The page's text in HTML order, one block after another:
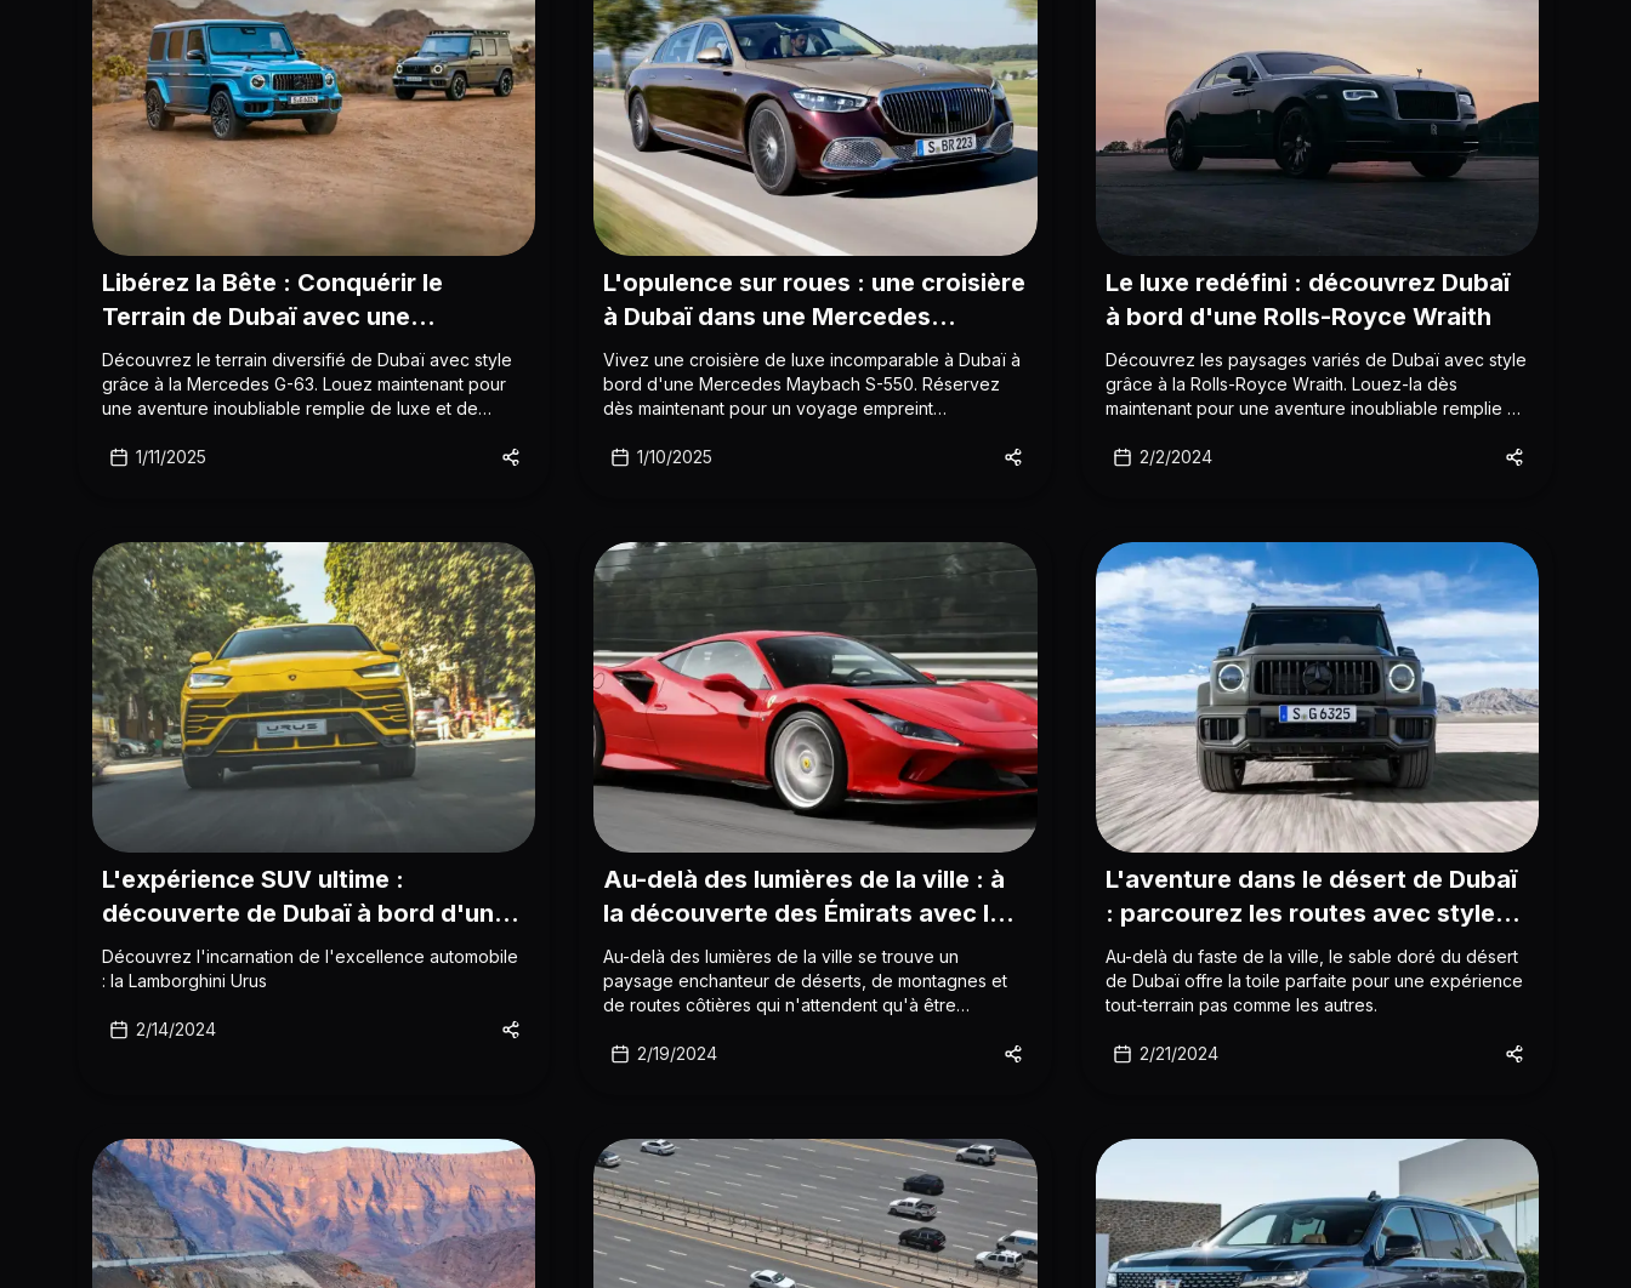
Libérez la Bête : Conquérir le
Terrain de Dubaï avec une
Mercedes G-63
Découvrez le terrain diversifié de Dubaï avec style
grâce à la Mercedes G-63. Louez maintenant pour
une aventure inoubliable remplie de luxe et de
1/11/2025
L'opulence sur roues : une croisière
à Dubaï dans une Mercedes
Maybach S-550
Vivez une croisière de luxe incomparable à Dubaï à
bord d'une Mercedes Maybach S-550. Réservez
dès maintenant pour un voyage empreint
1/10/2025
Le luxe redéfini : découvrez Dubaï
à bord d'une Rolls-Royce Wraith
Découvrez les paysages variés de Dubaï avec style
grâce à la Rolls-Royce Wraith. Louez-la dès
maintenant pour une aventure inoubliable remplie de
2/2/2024
L'expérience SUV ultime :
découverte de Dubaï à bord d'une
Lamborghini Urus
Découvrez l'incarnation de l'excellence automobile
: la Lamborghini Urus
2/14/2024
Au-delà des lumières de la ville : à
la découverte des Émirats avec la
collection de voitures de luxe de
NFC Rent
Au-delà des lumières de la ville se trouve un
paysage enchanteur de déserts, de montagnes et
de routes côtières qui n'attendent qu'à être
cette aventure que de prendre le volant d'une
2/19/2024
L'aventure dans le désert de Dubaï
: parcourez les routes avec style
grâce à la location de SUV de luxe
Au-delà du faste de la ville, le sable doré du désert
de Dubaï offre la toile parfaite pour une expérience
tout-terrain pas comme les autres.
2/21/2024